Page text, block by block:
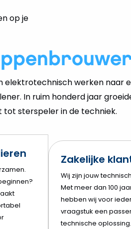
op je
elektrotechnisch werken naar
In ruim honderd jaar
tot sterspeler in de techniek.
Zakelijke
Wij zijn jouw
Met meer dan 100
hebben wij voor
vraagstuk een
technische oplossing.